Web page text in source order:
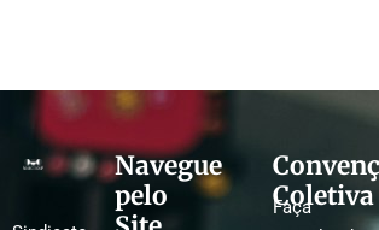
Navegue
pelo
Coletiva
Faça